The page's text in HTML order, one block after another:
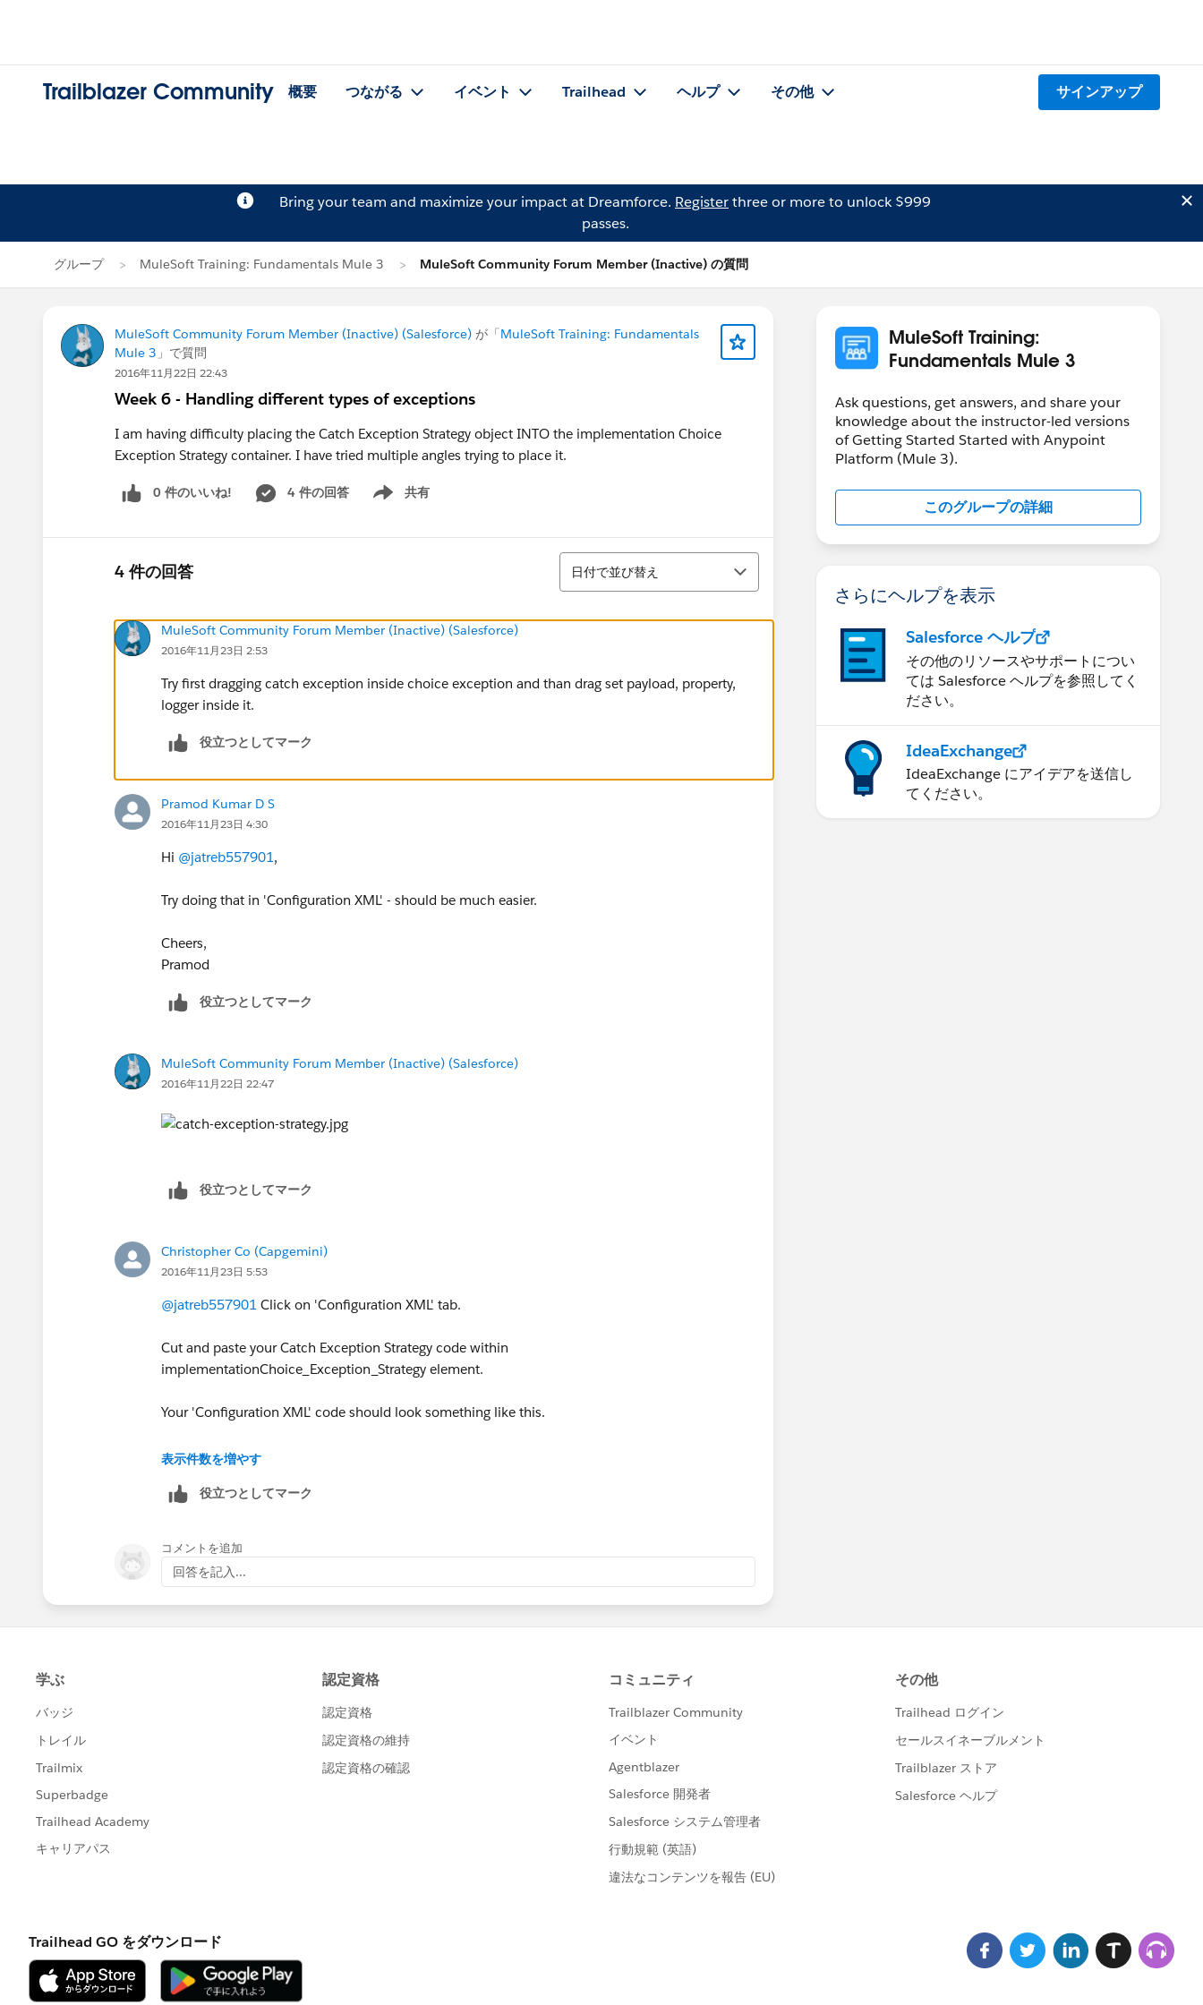
Trailblazer Community 概要 つながる イベント Trailhead ヘルプ その他 サインアップ
Bring your team and maximize your impact at Dreamforce. Registerthree or more to unlock $999
passes.
グループ MuleSoft Training: Fundamentals Mule 3 MuleSoft Community Forum Member (Inactive) の質問
MuleSoft Community Forum Member (Inactive) (Salesforce) が「MuleSoft Training: Fundamentals
Mule 3 」で質問
2016年11月22日 22:43
Week 6 - Handling different types of exceptions
I am having difficulty placing the Catch Exception Strategy object INTO the implementation Choice
Exception Strategy container. I have tried multiple angles trying to place it.
0 件のいいね! 4 件の回答 共有
Show menu
4 件の回答
並び替え
日付で並び替え
MuleSoft Community Forum Member (Inactive) (Salesforce)
2016年11月23日 2:53
Try first dragging catch exception inside choice exception and than drag set payload, property,
logger inside it.
役立つとしてマーク
Pramod Kumar D S
2016年11月23日 4:30
Hi @jatreb557901,
Try doing that in 'Configuration XML' - should be much easier.
Cheers,
Pramod
役立つとしてマーク
MuleSoft Community Forum Member (Inactive) (Salesforce)
2016年11月22日 22:47
役立つとしてマーク
Christopher Co (Capgemini)
2016年11月23日 5:53
@jatreb557901 Click on 'Configuration XML' tab.
Cut and paste your Catch Exception Strategy code within
implementationChoice_Exception_Strategy element.
Your 'Configuration XML' code should look something like this.
表示件数を増やす
役立つとしてマーク
コメントを追加
回答を記入...
MuleSoft Training:
Fundamentals Mule 3
Ask questions, get answers, and share your
knowledge about the instructor-led versions
of Getting Started Started with Anypoint
Platform (Mule 3).
このグループの詳細
さらにヘルプを表示
Salesforce ヘルプ
その他のリソースやサポートについ
ては Salesforce ヘルプを参照してく
ださい。
IdeaExchange
IdeaExchange にアイデアを送信し
てください。